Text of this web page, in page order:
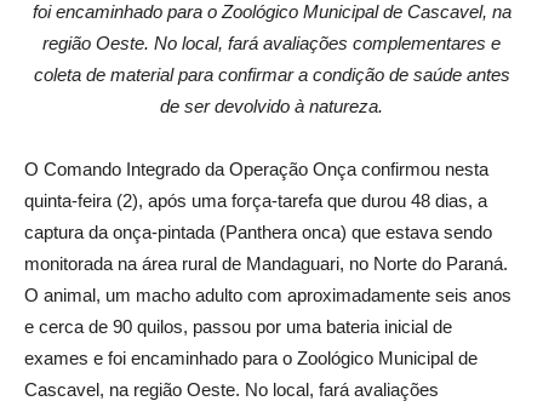
foi encaminhado para o Zoológico Municipal de Cascavel, na
região Oeste. No local, fará avaliações complementares e
coleta de material para confirmar a condição de saúde antes
de ser devolvido à natureza.
O Comando Integrado da Operação Onça confirmou nesta
quinta-feira (2), após uma força-tarefa que durou 48 dias, a
captura da onça-pintada (Panthera onca) que estava sendo
monitorada na área rural de Mandaguari, no Norte do Paraná.
O animal, um macho adulto com aproximadamente seis anos
e cerca de 90 quilos, passou por uma bateria inicial de
exames e foi encaminhado para o Zoológico Municipal de
Cascavel, na região Oeste. No local, fará avaliações